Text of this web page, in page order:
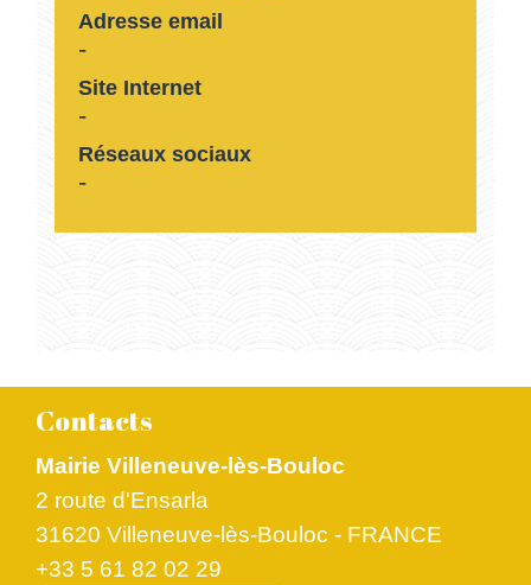
Adresse email
-
Site Internet
-
Réseaux sociaux
-
Contacts
Mairie Villeneuve-lès-Bouloc
2 route d'Ensarla
31620 Villeneuve-lès-Bouloc - FRANCE
+33 5 61 82 02 29